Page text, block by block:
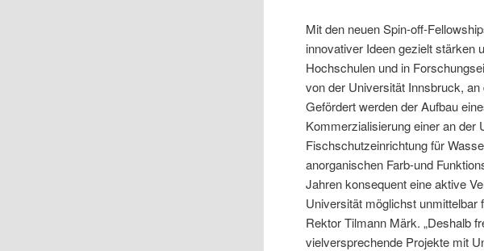
Mit den neuen Spin-off-
innovativer Ideen gezielt stärken
Hochschulen und in
von der Universität Innsbruck,
Gefördert werden der Aufbau
Kommerzialisierung einer an
Fischschutzeinrichtung für
anorganischen Farb-und
Jahren konsequent eine aktive
Universität möglichst
Rektor Tilmann Märk. „Deshalb
vielversprechende Projekte mit